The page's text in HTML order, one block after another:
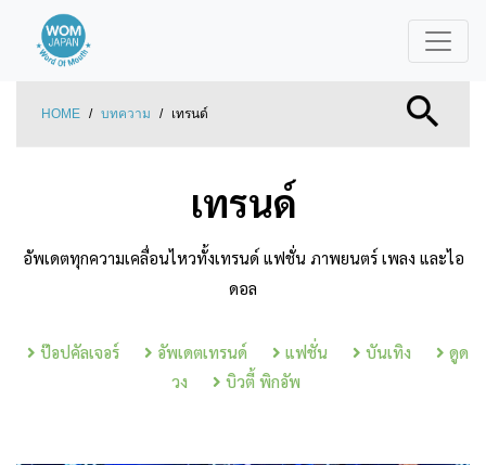
HOME / บทความ / เทรนด์
เทรนด์
อัพเดตทุกความเคลื่อนไหวทั้งเทรนด์ แฟชั่น ภาพยนตร์ เพลง และไอ
ดอล
ป๊อปคัลเจอร์ อัพเดตเทรนด์ แฟชั่น บันเทิง
ดูด
วง
บิวตี้ พิกอัพ